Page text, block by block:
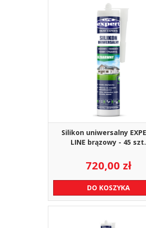
Silikon uniwersalny
LINE brązowy - 45 szt.
720,00 zł
DO KOSZYKA